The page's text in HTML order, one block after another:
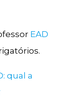
EAD
qual a